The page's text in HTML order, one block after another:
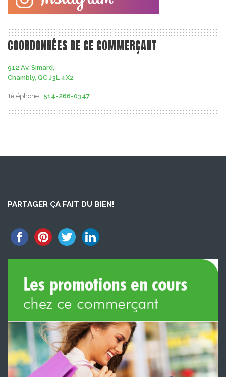
COORDONNÉES DE CE COMMERÇANT
912 Av. Simard,
Chambly, QC J3L 4X2
Téléphone : 514-266-0347
PARTAGER ÇA FAIT DU BIEN!